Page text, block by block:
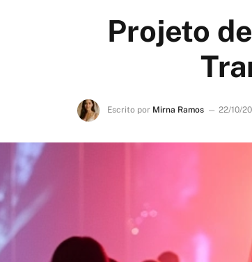
Projeto
Escrito por Mirna Ramos 22/10/